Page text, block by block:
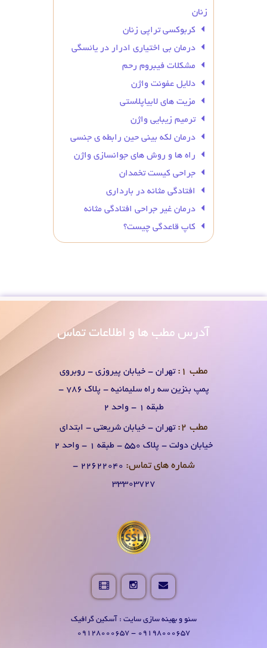
زنان
کربوکسی تراپی زنان
درمان بی‌ اختیاری ادرار در یائسگی
مشکلات فیبروم رحم
دلایل عفونت واژن
مزیت های لابیاپلاستی
ترمیم زیبایی واژن
درمان لکه بینی حین رابطه ی جنسی
راه ها و روش های جوانسازی واژن
جراحی کیست تخمدان
افتادگی مثانه در بارداری
درمان غیر جراحی افتادگی مثانه
کاپ قاعدگی چیست؟
آدرس مطب ها و اطلاعات تماس
مطب 1:
تهران - خیابان پیروزی - روبروی
پمپ بنزین سه راه سلیمانیه - پلاک 786 -
طبقه 1 - واحد 2
مطب 2:
تهران - خیابان شریعتی - ابتدای
خیابان دولت - پلاک 550 - طبقه 1 - واحد 2
شماره های تماس:
۲۲۶۲۲۰۴0 -
۳۳۳۰۳۷۲۷
سئو و بهینه سازی سایت : آسکین گرافیک
09198000657 - 09128000657